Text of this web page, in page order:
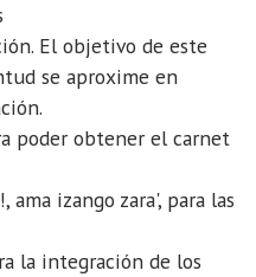
El objetivo de este
se aproxime en
poder obtener el carnet
izango zara', para las
la integración de los